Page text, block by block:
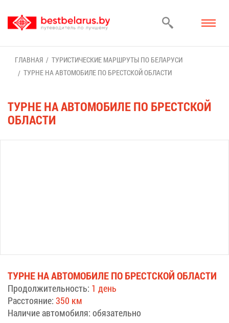
ГЛАВ­НАЯ
ТУ­РИ­СТИ­ЧЕ­СКИЕ МАРШ­РУ­ТЫ ПО БЕ­ЛА­РУ­СИ
ТУРНЕ НА АВ­ТО­МО­БИ­ЛЕ ПО БРЕСТ­СКОЙ ОБ­ЛА­СТИ
ТУРНЕ НА АВ­ТО­МО­БИ­ЛЕ ПО БРЕСТ­СКОЙ
ОБ­ЛА­СТИ
ТУРНЕ НА АВ­ТО­МО­БИ­ЛЕ ПО БРЕСТ­СКОЙ ОБ­ЛА­СТИ
Про­дол­жи­тель­ность: 1 день
Рас­сто­я­ние: 350 км
На­ли­чие ав­то­мо­би­ля: обя­за­тель­но